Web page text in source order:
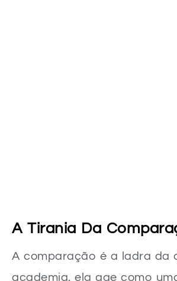
A Tirania Da
A comparação é a ladra da
academia, ela age como